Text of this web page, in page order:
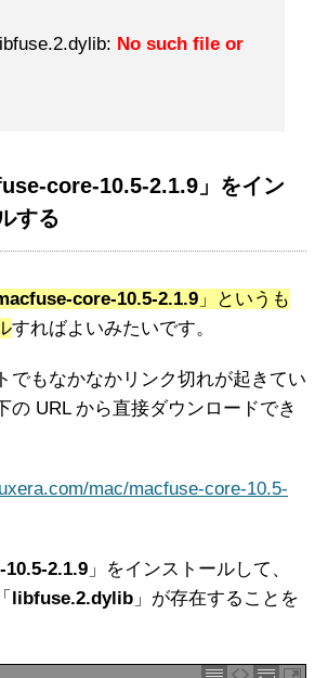
No such file or
core-10.5-2.1.9」をイン
する
core-10.5-2.1.9 」というも
すればよいみたいです。
でもなかなかリンク切れが起きてい
の URL から直接ダウンロードでき
mac/macfuse-core-10.5-
2.1.9 」をインストールして、
libfuse.2.dylib 」が存在することを